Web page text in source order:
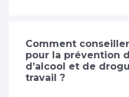
Comment
pour la prévention
d’alcool et de
travail ?